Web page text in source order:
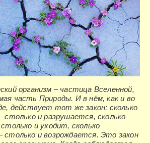
организм – частица Вселенной,
часть Природы. И в нём, как и во
действует тот же закон: сколько
столько и разрушается, сколько
и уходит, сколько
и возрождается. Это закон